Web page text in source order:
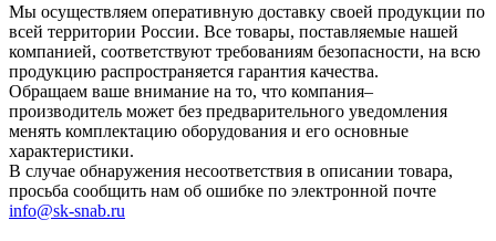
Мы осуществляем оперативную доставку своей продукции по
всей территории России. Все товары, поставляемые нашей
компанией, соответствуют требованиям безопасности, на всю
продукцию распространяется гарантия качества.
Обращаем ваше внимание на то, что компания–
производитель может без предварительного уведомления
менять комплектацию оборудования и его основные
характеристики.
В случае обнаружения несоответствия в описании товара,
просьба сообщить нам об ошибке по электронной почте
info@sk-snab.ru